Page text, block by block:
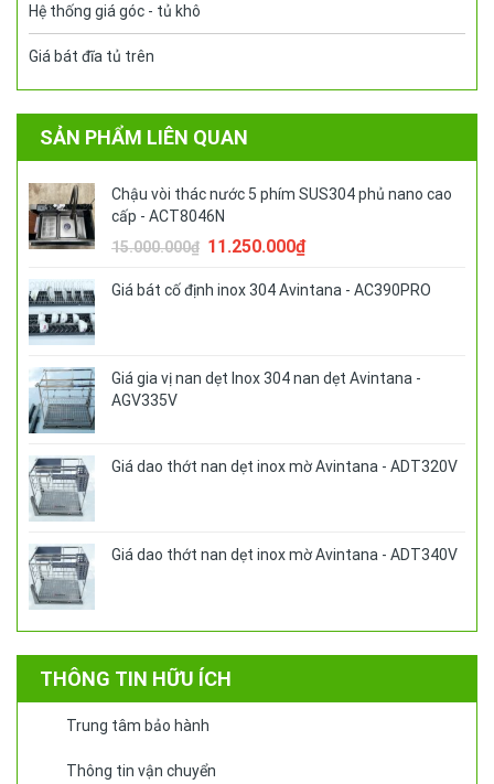
Hệ thống giá góc - tủ khô
Giá bát đĩa tủ trên
SẢN PHẨM LIÊN QUAN
Chậu vòi thác nước 5 phím SUS304 phủ nano cao
cấp - ACT8046N
15.000.000₫ Giá
là:
15.000.000₫.
11.250.000₫Giá
hiện
tại
là:
Giá bát cố định inox 304 Avintana - AC390PRO
Giá gia vị nan dẹt Inox 304 nan dẹt Avintana -
AGV335V
Giá dao thớt nan dẹt inox mờ Avintana - ADT320V
Giá dao thớt nan dẹt inox mờ Avintana - ADT340V
THÔNG TIN HỮU ÍCH
Trung tâm bảo hành
Thông tin vận chuyển